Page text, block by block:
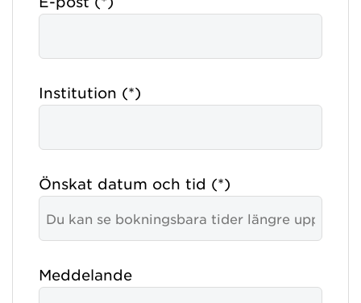
Institution
Önskat datum och tid
Meddelande